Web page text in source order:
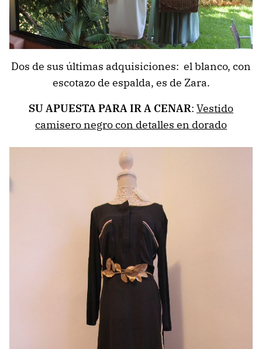
Dos de sus últimas adquisiciones: el blanco, con
escotazo de espalda, es de Zara.
SU APUESTA PARA IR A CENAR: Vestido
camisero negro con detalles en dorado